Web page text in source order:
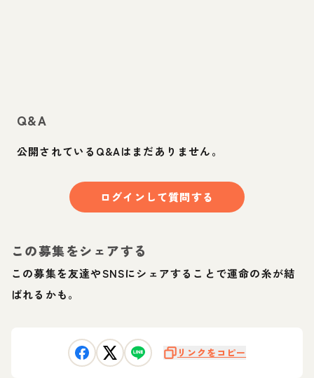
Q&A
公開されているQ&Aはまだありません。
ログインして質問する
この募集をシェアする
この募集を友達やSNSにシェアすることで運命の糸が結
ばれるかも。
リンクをコピー